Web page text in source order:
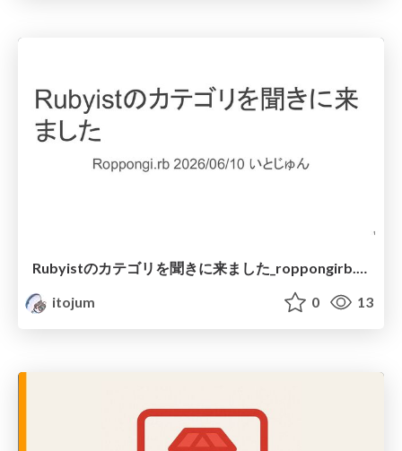
Rubyistのカテゴリを聞きに来ました_roppongirb.pdf
itojum
0 13